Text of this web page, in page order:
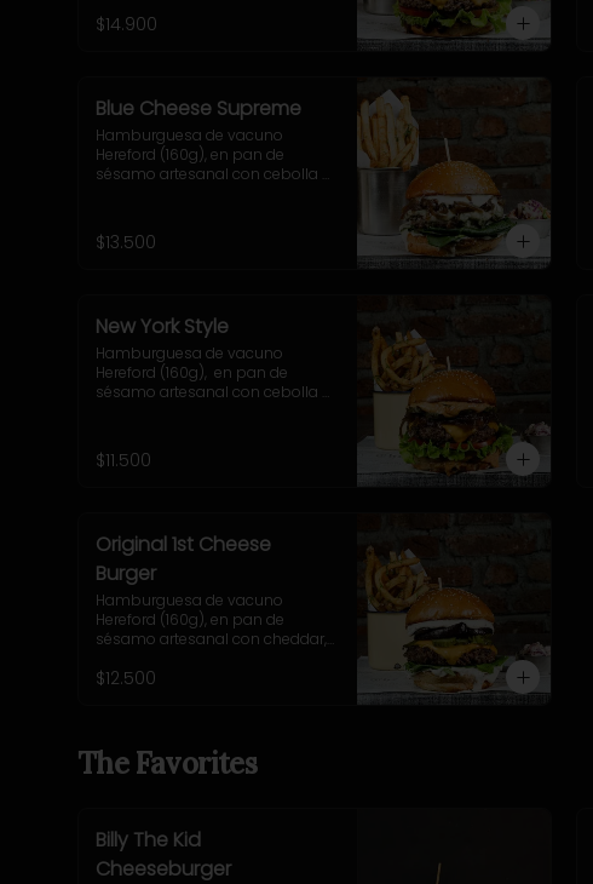
Incluye acompañamiento a
elección.
$14.900
Blue Cheese Supreme
Hamburguesa de vacuno
Hereford (160g), en pan de
sésamo artesanal con cebolla
queso azul. Incluye
acompañamiento a elección.
$13.500
New York Style
Hamburguesa de vacuno
Hereford (160g),  en pan de
sésamo artesanal con cebolla
Incluye acompañamiento a
elección.
$11.500
Original 1st Cheese
Burger
Hamburguesa de vacuno
Hereford (160g), en pan de
sésamo artesanal con cheddar,
pepinillo, rúcula y mostaza
$12.500
The Favorites
Billy The Kid
Cheeseburger